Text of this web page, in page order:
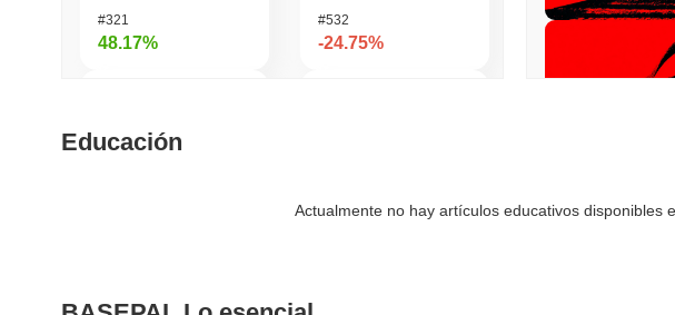
#321
48.17%
#521
#532
-24.75%
Educación
Actualmente no hay artículos educativos disponibles